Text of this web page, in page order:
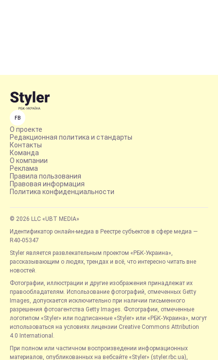
FB
О проекте
Редакционная политика и стандарты
Контакты
Команда
О компании
Реклама
Правила пользования
Правовая информация
Политика конфиденциальности
© 2026 LLC «UBT MEDIA»
Идентификатор онлайн-медиа в Реестре субъектов в сфере медиа —
R40-05347
Styler является развлекательным проектом «РБК-Украина»,
рассказывающим о людях, трендах и всё, что интересно читать вне
новостей.
Фотографии, иллюстрации и другие изображения принадлежат их
правообладателям. Использование фотографий, отмеченных Getty
Images, допускается исключительно при наличии письменного
разрешения фотоагентства Getty Images. Фотографии, отмеченные
логотипом «Styler» или подписанные «Styler» или «РБК-Украина», могут
использоваться на условиях лицензии Creative Commons Attribution
4.0 International.
При полном или частичном воспроизведении информационных
материалов, опубликованных на вебсайте «Styler» (styler.rbc.ua),